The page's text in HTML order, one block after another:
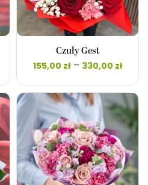
zł
do
zł
Czuły Gest
155,00 zł – 330,00 zł
do